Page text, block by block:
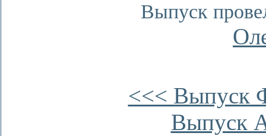
Выпуск
<<< Выпуск
Выпуск